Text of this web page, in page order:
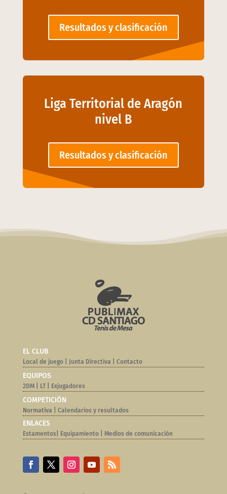
Resultados y clasificación
Liga Territorial de Aragón
nivel B
Resultados y clasificación
EL CLUB
Local de juego| Junta Directiva Contacto
EQUIPOS
2DM| LT| Exjugadores
COMPETICIÓN
Normativa | Calendarios y resultados
ENLACES
Estamentos| Equipamiento| Medios de comunicación